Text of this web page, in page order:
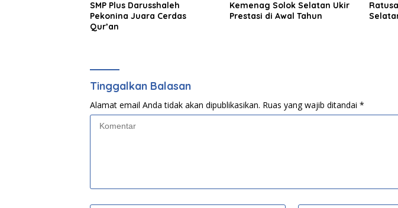
SMP Plus Darusshaleh
Pekonina Juara Cerdas
Qur’an
Kemenag Solok Selatan Ukir
Prestasi di Awal Tahun
Tinggalkan Balasan
Alamat email Anda tidak akan dipublikasikan. Ruas yang wajib ditandai *